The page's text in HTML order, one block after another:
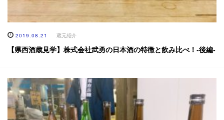
2019.08.21 蔵元紹介
【県西酒蔵見学】株式会社武勇の日本酒の特徴と飲み比べ！-後編-